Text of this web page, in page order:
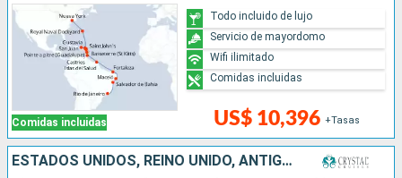
Comidas incluidas US$ 10,396 +Tasas
Todo incluido de lujo
Servicio de mayordomo
Wifi ilimitado
Comidas incluidas
ESTADOS UNIDOS, REINO UNIDO, ANTIGUA Y BARBUDA, FRANCIA, PUERTO RICO, SANTA LUCIA, TRINIDAD Y TOBAGO, BRASIL, URUGUAY, ARGENTINA